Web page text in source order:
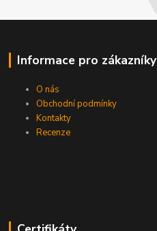
Informace pro zákazníky
O nás
Obchodní podmínky
Kontakty
Recenze